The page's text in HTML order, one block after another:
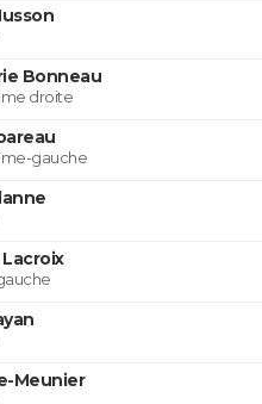
Bonneau
droite
gauche
Meunier